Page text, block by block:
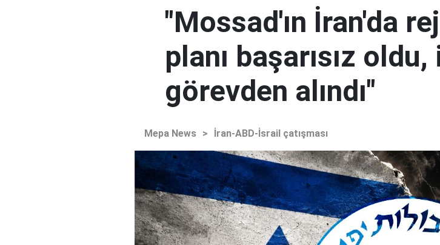
"Mossad'ın İran'da
planı başarısız
görevden alındı"
Mepa News > İran-ABD-İsrail çatışması